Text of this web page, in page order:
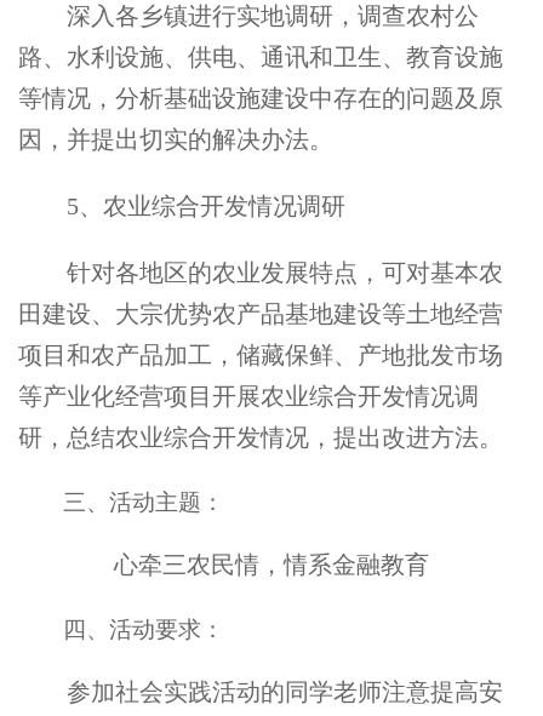
深入各乡镇进行实地调研，调查农村公
路、水利设施、供电、通讯和卫生、教育设施
等情况，分析基础设施建设中存在的问题及原
因，并提出切实的解决办法。
5、农业综合开发情况调研
针对各地区的农业发展特点，可对基本农
田建设、大宗优势农产品基地建设等土地经营
项目和农产品加工，储藏保鲜、产地批发市场
等产业化经营项目开展农业综合开发情况调
研，总结农业综合开发情况，提出改进方法。
三、活动主题：
心牵三农民情，情系金融教育
四、活动要求：
参加社会实践活动的同学老师注意提高安